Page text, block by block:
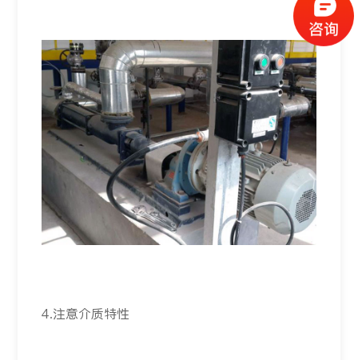
4.注意介质特性